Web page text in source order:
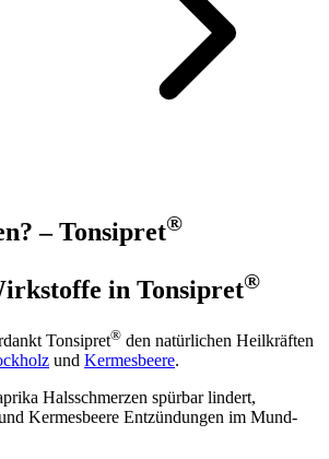
– Tonsipret®
in Tonsipret®
Tonsipret® den natürlichen Heilkräften
und Kermesbeere.
Halsschmerzen spürbar lindert,
Kermesbeere Entzündungen im Mund-